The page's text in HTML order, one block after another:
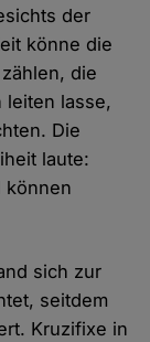
der
könne die
die
leiten lasse,
Die
laute:
können
sich zur
seitdem
Kruzifixe in